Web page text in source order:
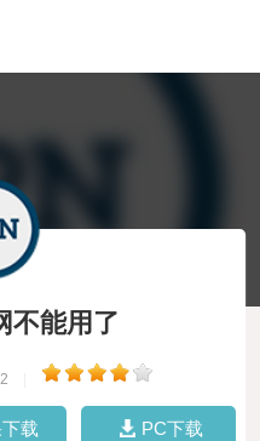
不能用了
载 PC下载